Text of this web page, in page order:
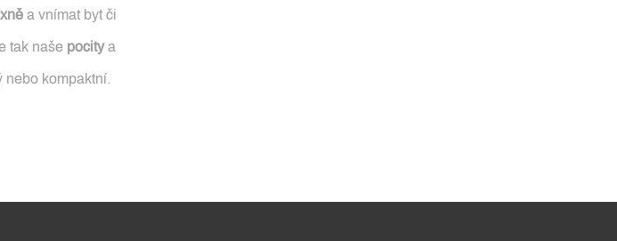
a vnímat byt či
tak naše pocitya
nebo kompaktní.